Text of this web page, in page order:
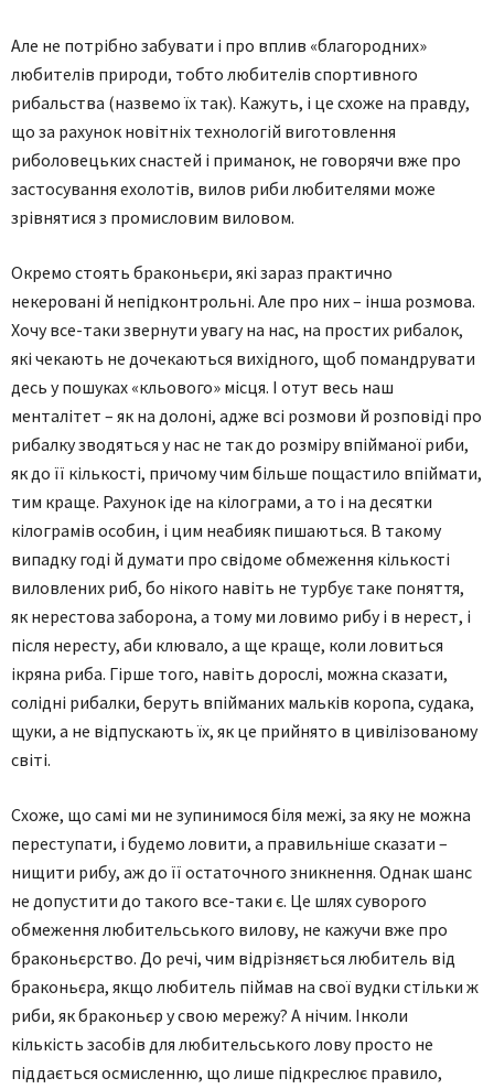
Але не потрібно забувати і про вплив «благородних»
любителів природи, тобто любителів спортивного
рибальства (назвемо їх так). Кажуть, і це схоже на правду,
що за рахунок новітніх технологій виготовлення
риболовецьких снастей і приманок, не говорячи вже про
застосування ехолотів, вилов риби любителями може
зрівнятися з промисловим виловом.
Окремо стоять браконьєри, які зараз практично
некеровані й непідконтрольні. Але про них – інша розмова.
Хочу все-таки звернути увагу на нас, на простих рибалок,
які чекають не дочекаються вихідного, щоб помандрувати
десь у пошуках «кльового» місця. І отут весь наш
менталітет – як на долоні, адже всі розмови й розповіді про
рибалку зводяться у нас не так до розміру впійманої риби,
як до її кількості, причому чим більше пощастило впіймати,
тим краще. Рахунок іде на кілограми, а то і на десятки
кілограмів особин, і цим неабияк пишаються. В такому
випадку годі й думати про свідоме обмеження кількості
виловлених риб, бо нікого навіть не турбує таке поняття,
як нерестова заборона, а тому ми ловимо рибу і в нерест, і
після нересту, аби клювало, а ще краще, коли ловиться
ікряна риба. Гірше того, навіть дорослі, можна сказати,
солідні рибалки, беруть впійманих мальків коропа, судака,
щуки, а не відпускають їх, як це прийнято в цивілізованому
світі.
Схоже, що самі ми не зупинимося біля межі, за яку не можна
переступати, і будемо ловити, а правильніше сказати –
нищити рибу, аж до її остаточного зникнення. Однак шанс
не допустити до такого все-таки є. Це шлях суворого
обмеження любительського вилову, не кажучи вже про
браконьєрство. До речі, чим відрізняється любитель від
браконьєра, якщо любитель піймав на свої вудки стільки ж
риби, як браконьєр у свою мережу? А нічим. Інколи
кількість засобів для любительського лову просто не
піддається осмисленню, що лише підкреслює правило,